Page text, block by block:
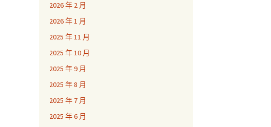
2026 年 2 月
2026 年 1 月
2025 年 11 月
2025 年 10 月
2025 年 9 月
2025 年 8 月
2025 年 7 月
2025 年 6 月